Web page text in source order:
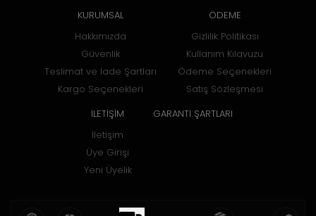
KURUMSAL
Hakkımızda
Güvenlik
Teslimat ve İade Şartları
Kargo Seçenekleri
ÖDEME
Gizlilik Politikası
Kullanım Kılavuzu
Ödeme Seçenekleri
Satış Sözleşmesi
İLETİŞİM
İletişim
Üye Girişi
Yeni Üyelik
GARANTİ ŞARTLARI